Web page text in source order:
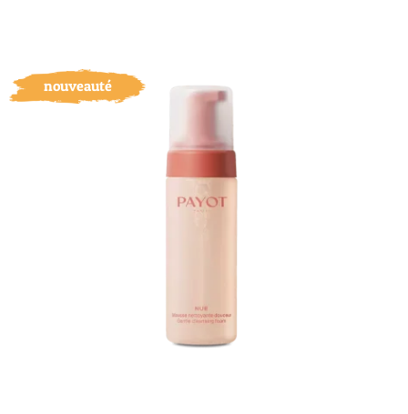
nouveauté